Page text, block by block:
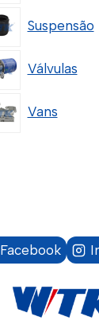
Suspensão
Válvulas
Vans
Facebook